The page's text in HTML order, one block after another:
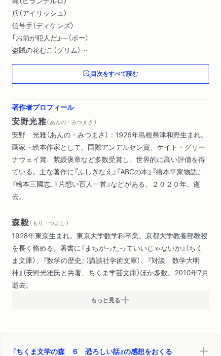
爪（アイリッシュ）
信号手（ディケンズ）
「お前が犯人だ」―（ポー）
盗賊の花むこ（グリム）
ロカルノの女乞食（クライスト）
緑の物怪―（ネルヴァル）
竃の中の顔（田中貢太郎）
断頭台の秘密（ヴィリエ・ド・リラダン）
剃刀（志賀直哉）
三浦右衛門の最後（菊池寛）
利根の渡（岡本綺堂）
死後の恋（夢野久作）
網膜脈視症（木々高太郎）
罪のあがない（サキ）
ひも（モーパッサン）
ごくつぶし（ミルボー）
貧家の子女がその両親ならびに祖国にとっての重荷となること
を防止し、かつ社会に対して有用ならしめんとする方法につい
ての私案（スウィフト）
ひかりごけ（武田泰淳）
なぜ怖がりたがるのか？（池内紀）
目次をすべて読む
著作者プロフィール
安野光雅（ あんの・みつまさ ）
安野 光雅（あんの・みつまさ）：1926年島根県津和野生まれ。
画家・絵本作家として、国際アンデルセン賞、ケイト・グリー
ナウェイ賞、紫綬褒章など多数受賞し、世界的に高い評価を得
ている。主な著作に『ふしぎなえ』『ABCの本』『繪本平家物語』
『繪本三國志』『片想い百人一首』などがある。２０２０年、逝
去。
森毅（ もり・つよし ）
1928年東京生まれ。東京大学数学科卒業。京都大学教養部教授
を長く務める。著書に『まちがったっていいじゃないか』（ちく
ま文庫）、『数学の歴史』（講談社学術文庫）、『対談 数学大明
神』（安野光雅氏と共著、ちくま学芸文庫）ほか多数。2010年7月
逝去。
もっと見る
『ちくま文学の森 ６ 恐ろしい話』の感想をおくる